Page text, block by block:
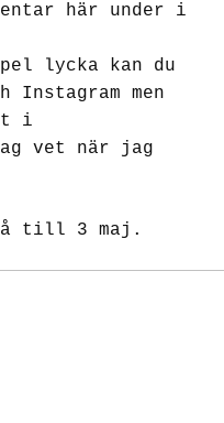
här under i
lycka kan du
Instagram men
i
vet när jag
till 3 maj.